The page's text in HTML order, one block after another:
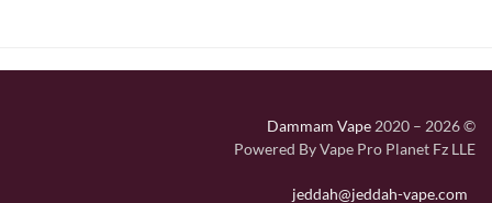
©
Dammam Vape 2020 – 2026
Powered By Vape Pro Planet Fz LLE